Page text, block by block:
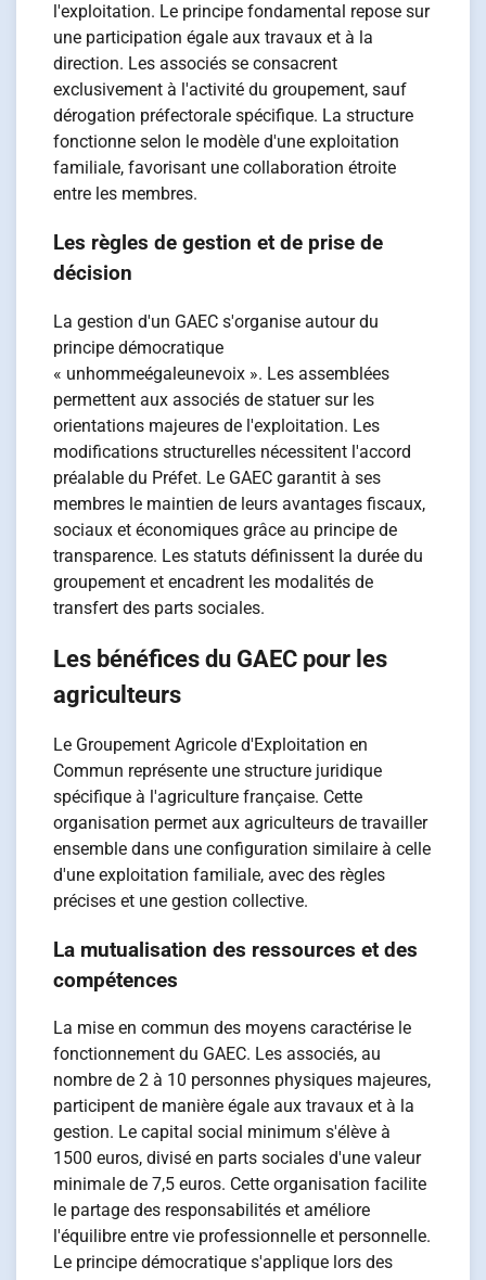
l'exploitation. Le principe fondamental repose sur
une participation égale aux travaux et à la
direction. Les associés se consacrent
exclusivement à l'activité du groupement, sauf
dérogation préfectorale spécifique. La structure
fonctionne selon le modèle d'une exploitation
familiale, favorisant une collaboration étroite
entre les membres.
Les règles de gestion et de prise de
décision
La gestion d'un GAEC s'organise autour du
principe démocratique
« unhommeégaleunevoix ». Les assemblées
permettent aux associés de statuer sur les
orientations majeures de l'exploitation. Les
modifications structurelles nécessitent l'accord
préalable du Préfet. Le GAEC garantit à ses
membres le maintien de leurs avantages fiscaux,
sociaux et économiques grâce au principe de
transparence. Les statuts définissent la durée du
groupement et encadrent les modalités de
transfert des parts sociales.
Les bénéfices du GAEC pour les
agriculteurs
Le Groupement Agricole d'Exploitation en
Commun représente une structure juridique
spécifique à l'agriculture française. Cette
organisation permet aux agriculteurs de travailler
ensemble dans une configuration similaire à celle
d'une exploitation familiale, avec des règles
précises et une gestion collective.
La mutualisation des ressources et des
compétences
La mise en commun des moyens caractérise le
fonctionnement du GAEC. Les associés, au
nombre de 2 à 10 personnes physiques majeures,
participent de manière égale aux travaux et à la
gestion. Le capital social minimum s'élève à
1500 euros, divisé en parts sociales d'une valeur
minimale de 7,5 euros. Cette organisation facilite
le partage des responsabilités et améliore
l'équilibre entre vie professionnelle et personnelle.
Le principe démocratique s'applique lors des